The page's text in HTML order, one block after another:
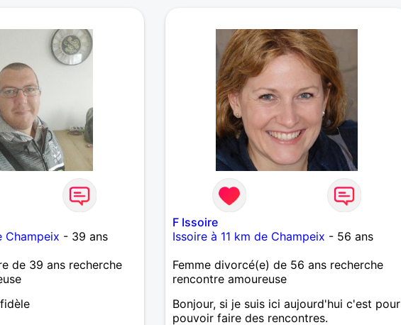
Je peux me déplacer et recevoir.
Champeix - 39 ans
de 39 ans recherche
F Issoire
Issoire à 11 km de Champeix - 56 ans
Femme divorcé(e) de 56 ans recherche
rencontre amoureuse
Bonjour, si je suis ici aujourd'hui c'est pour
pouvoir faire des rencontres.